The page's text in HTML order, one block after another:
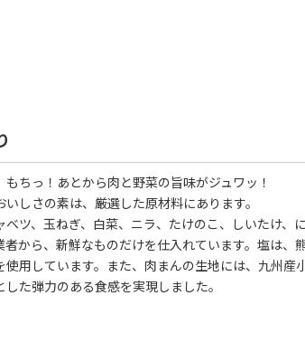
ちっ！あとから肉と野菜の旨味がジュワッ！
いしさの素は、厳選した原材料にあります。
ベツ、玉ねぎ、白菜、ニラ、たけのこ、しいたけ、
者から、新鮮なものだけを仕入れています。塩は
使用しています。また、肉まんの生地には、九州
た弾力のある食感を実現しました。